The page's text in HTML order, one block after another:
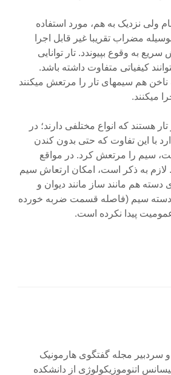
ولی نزدیک به هم، مورد استفاده
مضراب تقریبا غیر قابل اجرا
به وقوع بپیوندد. تار توانایی
کیفیاتی متفاوت داشته باشد.
ناخن هم سیمهای تار را مرتعش میکنند
میکنند.
هستند که انواع مختلفی دارند؛ در
با این تفاوت که حتی بدون کندن
سیم را مرتعش کرد. در مواقع
به ذکر است، امکان ارتعاش سیم
هم مانند ساز مانند دیوان و
سیم (فاصله قسمت ضربه خورده
پیدا نکرده است.
و سردبیر مجله گفتگوی هارمونیک
اتنوموزیکولوژی از دانشکده